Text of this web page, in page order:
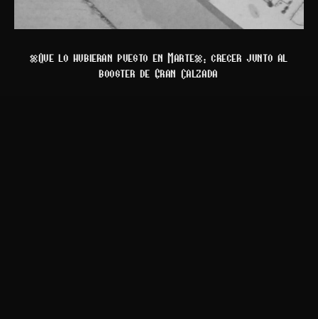
“Que lo hubieran puesto en Marte”: crecer junto al
booster de Gran Calzada